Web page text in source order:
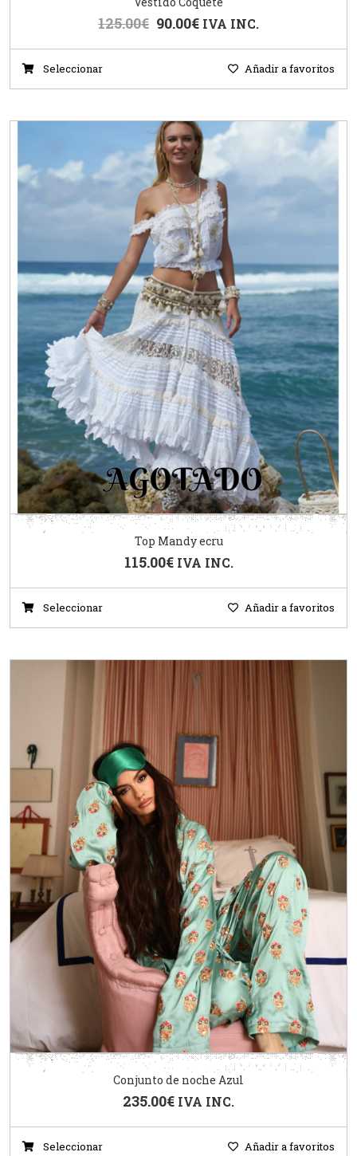
125.00€ 90.00€ IVA INC.
Seleccionar Añadir a favoritos
Top Mandy ecru
115.00€ IVA INC.
Seleccionar Añadir a favoritos
Conjunto de noche Azul
235.00€ IVA INC.
Seleccionar Añadir a favoritos